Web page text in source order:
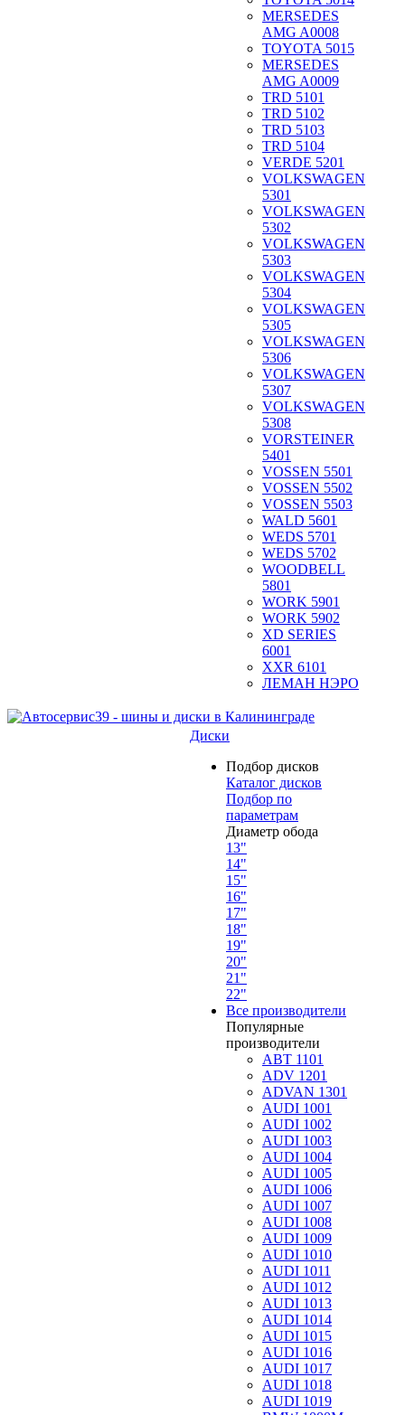
MERSEDES
AMG A0008
TOYOTA 5015
MERSEDES
AMG A0009
TRD 5101
TRD 5102
TRD 5103
TRD 5104
VERDE 5201
VOLKSWAGEN
5301
VOLKSWAGEN
5302
VOLKSWAGEN
5303
VOLKSWAGEN
5304
VOLKSWAGEN
5305
VOLKSWAGEN
5306
VOLKSWAGEN
5307
VOLKSWAGEN
5308
VORSTEINER
5401
VOSSEN 5501
VOSSEN 5502
VOSSEN 5503
WALD 5601
WEDS 5701
WEDS 5702
WOODBELL
5801
WORK 5901
WORK 5902
XD SERIES
6001
XXR 6101
ЛЕМАН НЭРО
Диски
Подбор дисков
Каталог дисков
Подбор по
параметрам
Диаметр обода
13"
14"
15"
16"
17"
18"
19"
20"
21"
22"
Все производители
Популярные
производители
ABT 1101
ADV 1201
ADVAN 1301
AUDI 1001
AUDI 1002
AUDI 1003
AUDI 1004
AUDI 1005
AUDI 1006
AUDI 1007
AUDI 1008
AUDI 1009
AUDI 1010
AUDI 1011
AUDI 1012
AUDI 1013
AUDI 1014
AUDI 1015
AUDI 1016
AUDI 1017
AUDI 1018
AUDI 1019